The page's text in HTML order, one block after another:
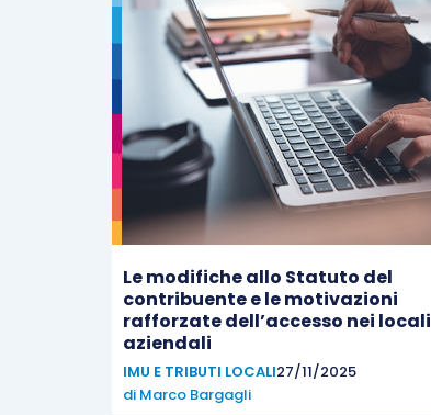
Le modifiche allo Statuto del
contribuente e le motivazioni
rafforzate dell’accesso nei locali
aziendali
IMU E TRIBUTI LOCALI27/11/2025
di Marco Bargagli